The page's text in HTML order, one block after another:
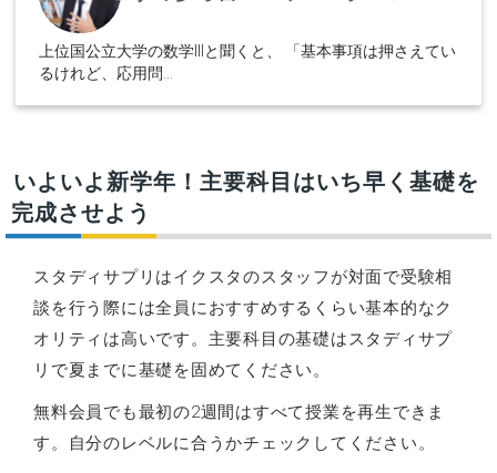
上位国公立大学の数学IIIと聞くと、 「基本事項は押さえてい
るけれど、応用問...
いよいよ新学年！主要科目はいち早く基礎を
完成させよう
スタディサプリはイクスタのスタッフが対面で受験相
談を行う際には全員におすすめするくらい基本的なク
オリティは高いです。主要科目の基礎はスタディサプ
リで夏までに基礎を固めてください。
無料会員でも最初の2週間はすべて授業を再生できま
す。自分のレベルに合うかチェックしてください。